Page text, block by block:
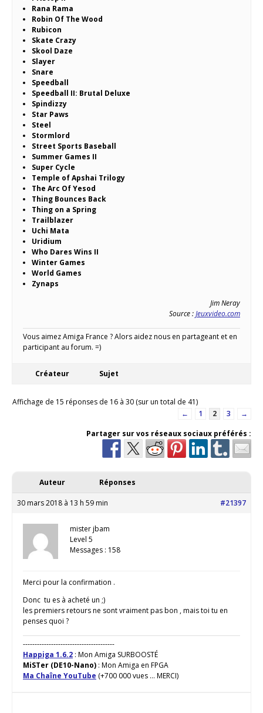
Rana Rama
Robin Of The Wood
Rubicon
Skate Crazy
Skool Daze
Slayer
Snare
Speedball
Speedball II: Brutal Deluxe
Spindizzy
Star Paws
Steel
Stormlord
Street Sports Baseball
Summer Games II
Super Cycle
Temple of Apshai Trilogy
The Arc Of Yesod
Thing Bounces Back
Thing on a Spring
Trailblazer
Uchi Mata
Uridium
Who Dares Wins II
Winter Games
World Games
Zynaps
Jim Neray
Source :Jeuxvideo.com
Vous aimez Amiga France ? Alors aidez nous en partageant et en
participant au forum. =)
Créateur Sujet
Affichage de 15 réponses de 16 à 30 (sur un total de 41)
←
1 2 3
→
Partager sur vos réseaux sociaux préférés :
Auteur Réponses
30 mars 2018 à 13 h 59 min #21397
mister jbam
Level 5
Messages : 158
Merci pour la confirmation .
Donc tu es à acheté un ;)
les premiers retours ne sont vraiment pas bon , mais toi tu en
penses quoi ?
---------------------------------------
Happiga 1.6.2 : Mon Amiga SURBOOSTÉ
MiSTer (DE10-Nano) : Mon Amiga en FPGA
Ma Chaîne YouTube (+700 000 vues ... MERCI)